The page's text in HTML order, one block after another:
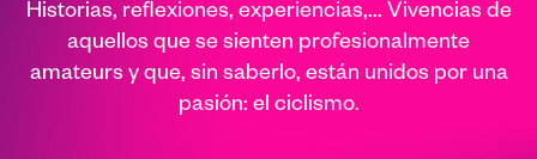
Historias, reflexiones, experiencias,... Vivencias de
aquellos que se sienten profesionalmente
amateurs y que, sin saberlo, están unidos por una
pasión: el ciclismo.